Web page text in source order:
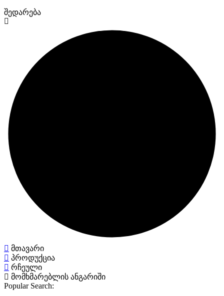
შედარება
მთავარი
პროდუქცია
რჩეული
მომხმარებლის ანგარიში
Popular Search: